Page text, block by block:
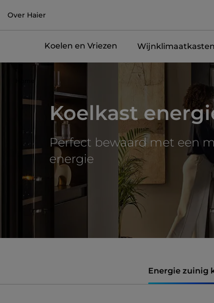
Over Haier
Koelen en Vriezen Wijnklimaatkasten
Home
Koelkast
Perfect bewaard met een
energie
Energie zuinig